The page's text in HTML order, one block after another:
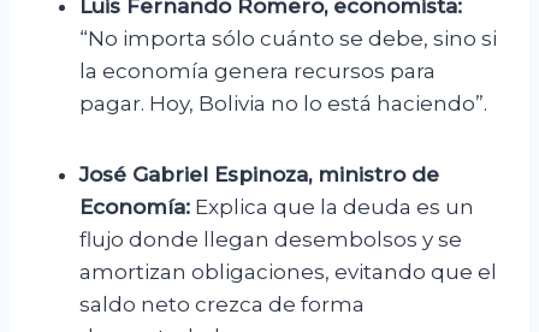
Luis Fernando Romero, economista:
“No importa sólo cuánto se debe, sino si
la economía genera recursos para
pagar. Hoy, Bolivia no lo está haciendo”.
José Gabriel Espinoza, ministro de
Economía: Explica que la deuda es un
flujo donde llegan desembolsos y se
amortizan obligaciones, evitando que el
saldo neto crezca de forma